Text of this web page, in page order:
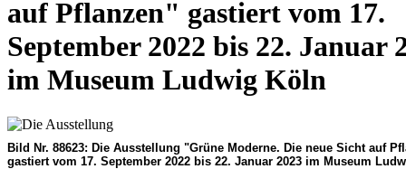
auf Pflanzen" gastiert vom 17.
September 2022 bis 22. Januar
im Museum Ludwig Köln
Bild Nr. 88623: Die Ausstellung "Grüne Moderne. Die neue Sicht auf
gastiert vom 17. September 2022 bis 22. Januar 2023 im Museum